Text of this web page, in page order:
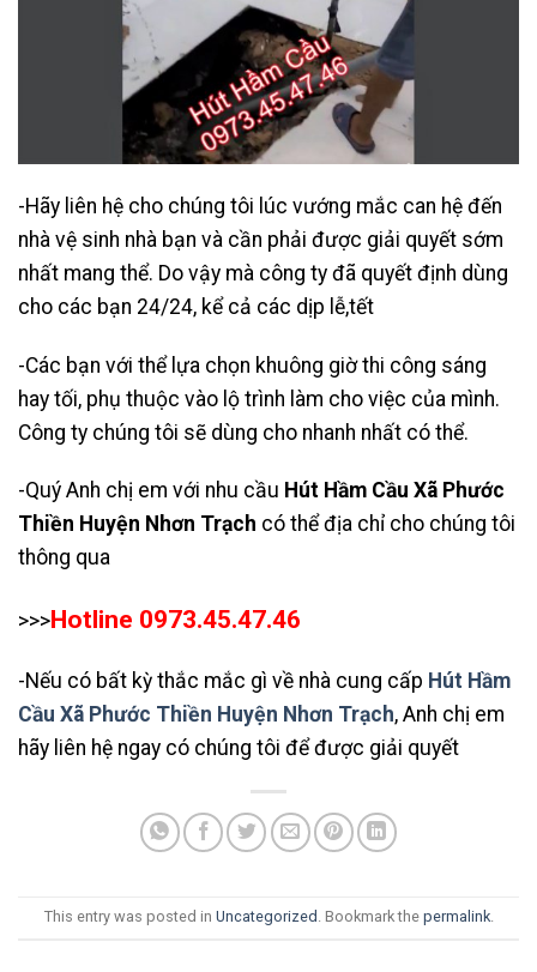
-Hãy liên hệ cho chúng tôi lúc vướng mắc can hệ đến
nhà vệ sinh nhà bạn và cần phải được giải quyết sớm
nhất mang thể. Do vậy mà công ty đã quyết định dùng
cho các bạn 24/24, kể cả các dịp lễ,tết
-Các bạn với thể lựa chọn khuông giờ thi công sáng
hay tối, phụ thuộc vào lộ trình làm cho việc của mình.
Công ty chúng tôi sẽ dùng cho nhanh nhất có thể.
-Quý Anh chị em với nhu cầu Hút Hầm Cầu Xã Phước
Thiền Huyện Nhơn Trạch có thể địa chỉ cho chúng tôi
thông qua
>>>Hotline 0973.45.47.46
-Nếu có bất kỳ thắc mắc gì về nhà cung cấp Hút Hầm
Cầu Xã Phước Thiền Huyện Nhơn Trạch, Anh chị em
hãy liên hệ ngay có chúng tôi để được giải quyết
This entry was posted in Uncategorized . Bookmark the permalink.